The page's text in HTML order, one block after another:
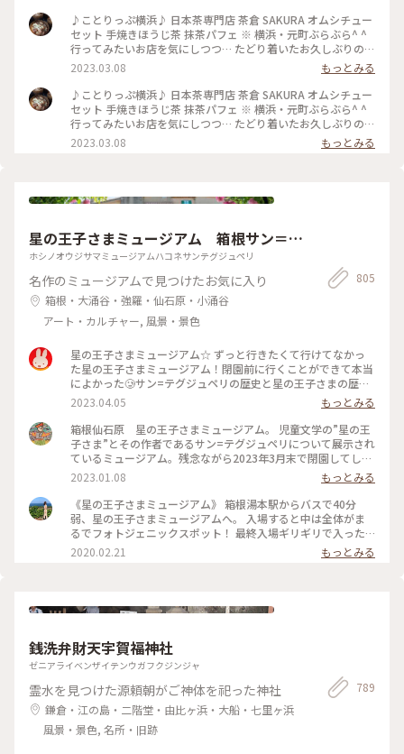
のってます(*^o^*) とりあえず写真、写真（笑） あまりの動揺
にわたあめを食べながら 落としたり(^^;; でもわたあめの中か
らは 私の知ってるおいしい抹茶パフェ☆ 抹茶づくしのおいし
いパフェでした！ そしてそして 満腹になりすぎました…
(o^^o) 楽しいランチタイムでした〜☆ #私のことりっぷ旅
#Myことりっぷ #パフェ #抹茶 #日本茶 #ランチ #カフェ ##元
町 #横浜
♪ことりっぷ横浜♪ 日本茶専門店 茶倉 SAKURA オムシチュー
セット 手焼きほうじ茶 抹茶パフェ ※ 横浜・元町ぶらぶら^ ^
行ってみたいお店を気にしつつ… たどり着いたお久しぶりの
「日本茶専門店 茶倉 SAKURA」 ランチメニューの オムシチュ
ーセットを いただきました☆ 登場したのは オムライスに 豆乳
のシチューをたっぷりかけた ボリューム満点の一品☆ オムラ
イスのご飯は ほうじ茶で炊いた香ばしご飯☆ 豆乳シチューと
たまごが一体に とろり〜☆ ん〜おいしっ(o^^o) ※ そして次に
ランチには 人気の抹茶パフェを追加できたので またまたお久
しぶりの 茶倉の抹茶パフェ登場です〜(^O^) #私のことりっぷ
2023.03.08
もっとみる
♪ことりっぷ横浜♪ 日本茶専門店 茶倉 SAKURA オムシチュー
セット 手焼きほうじ茶 抹茶パフェ ※ 横浜・元町ぶらぶら^ ^
行ってみたいお店を気にしつつ… たどり着いたお久しぶりの
「日本茶専門店 茶倉 SAKURA」 ランチメニューの オムシチュ
ーセットを いただきました☆ 登場したのは オムライスに 豆乳
たまごが一体に とろり〜☆ ん〜おいしっ(o^^o) ※ そして次に
旅 #Myことりっぷ #オムシチュー #オムライス #シチュー #日
本茶 #ランチ #カフェ #元町 #横浜
2023.03.08 もっとみる
星の王子さまミュージアム 箱根サン＝テ
グジュペリ
ホシノオウジサマミュージアムハコネサンテグジュペリ
名作のミュージアムで見つけたお気に入り
箱根・大涌谷・強羅・仙石原・小涌谷
アート・カルチャー, 風景・景色
805
星の王子さまミュージアム☆ ずっと行きたくて行けてなかっ
た星の王子さまミュージアム！閉園前に行くことができて本当
によかった🥲サン=テグジュペリの歴史と星の王子さまの歴史
がぎゅっと詰まっているミュージアム☆もう行くことができな
いのが本当に残念すぎる‥とーっても素敵なミュージアムでし
た！ #私のことりっぷ旅 #箱根 #日帰り旅 #星の王子さまミュ
ージアム #星の王子さま #神奈川
2023.04.05
もっとみる
箱根仙石原 星の王子さまミュージアム。 児童文学の”星の王
子さま”とその作者であるサン=テグジュペリについて展示され
ているミュージアム。残念ながら2023年3月末で閉園してしま
います。 1月9日までロマンティック・スターリー・ウィンタ
ーが開催中で園内のクリスマスツリーのライトアップがとても
綺麗です🎄✨星の王子さまの世界感に引き込まれる素敵なミュ
ージアムです。 #神奈川 #箱根 #仙石原 #星の王子さま #イルミ
ネーション #ファンタジーの世界
2023.01.08
もっとみる
《星の王子さまミュージアム》 箱根湯本駅からバスで40分
弱、星の王子さまミュージアムへ。 入場すると中は全体がま
るでフォトジェニックスポット！ 最終入場ギリギリで入った
のでほとんど人がおらずめいっぱい写真が撮れました✨ 展示ホ
ールには星の王子さまについてや、サン・テグジュペリについ
思います(*´꒳`*) 17:30くらいになると辺りが暗くなってき
子さまの世界に浸れる充実した空間でした。楽しかった(๑˃̵ᴗ˂̵)
2020.02.21 もっとみる
銭洗弁財天宇賀福神社
ゼニアライベンザイテンウガフクジンジャ
霊水を見つけた源頼朝がご神体を祀った神社
鎌倉・江の島・二階堂・由比ヶ浜・大船・七里ヶ浜
風景・景色, 名所・旧跡
789